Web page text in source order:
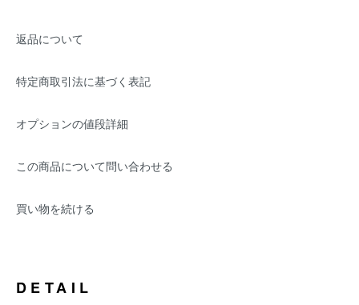
返品について
特定商取引法に基づく表記
オプションの値段詳細
この商品について問い合わせる
買い物を続ける
DETAIL